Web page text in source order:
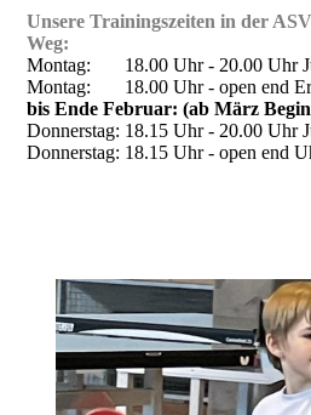
Unsere Trainingszeiten in der
Weg:
Montag: 18.00 Uhr - 20.00 Uhr
Montag: 18.00 Uhr - open end
bis Ende Februar: (ab März
Donnerstag: 18.15 Uhr - 20.00 Uhr
Donnerstag: 18.15 Uhr - open end